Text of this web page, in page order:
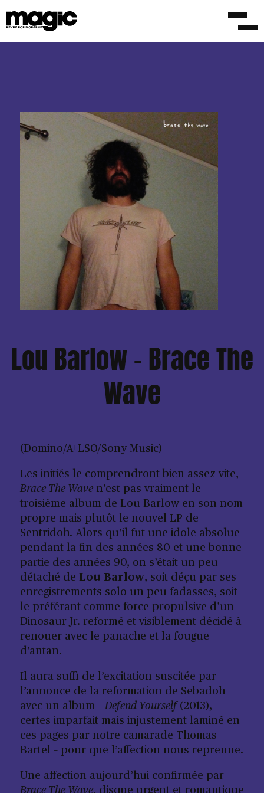
Lou Barlow – Brace The
Wave
(Domino/A+LSO/Sony Music)
Les initiés le comprendront bien assez vite,
Brace The Waven’est pas vraiment le
troisième album de Lou Barlow en son nom
propre mais plutôt le nouvel LP de
Sentridoh. Alors qu’il fut une idole absolue
pendant la fin des années 80 et une bonne
partie des années 90, on s’était un peu
détaché de Lou Barlow, soit déçu par ses
enregistrements solo un peu fadasses, soit
le préférant comme force propulsive d’un
Dinosaur Jr. reformé et visiblement décidé à
renouer avec le panache et la fougue
d’antan.
Il aura suffi de l’excitation suscitée par
l’annonce de la reformation de Sebadoh
avec un album – Defend Yourself(2013),
certes imparfait mais injustement laminé en
ces pages par notre camarade Thomas
Bartel – pour que l’affection nous reprenne.
Une affection aujourd’hui confirmée par
Brace The Wave, disque urgent et romantique